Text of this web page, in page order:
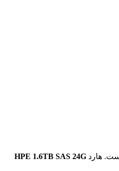
هارد HPE 1.6TB SAS 24G